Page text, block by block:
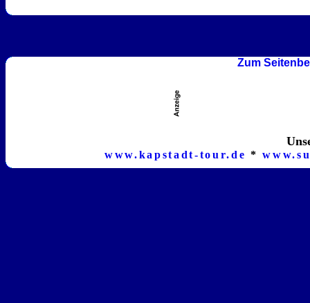
Zum
www.kapstadt-tour.de *